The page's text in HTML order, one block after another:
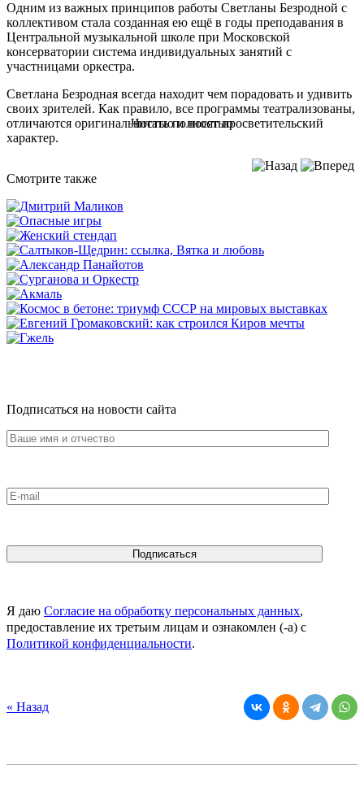
Одним из важных принципов работы Светланы Безродной с
коллективом стала созданная ею ещё в годы преподавания в
Центральной музыкальной школе при Московской
консерватории система индивидуальных занятий с
участницами оркестра.
Светлана Безродная всегда находит чем порадовать и удивить
своих зрителей. Как правило, все программы театрализованы,
отличаются оригинальностью и носят просветительский
характер.
Читать полностью
Смотрите также
Подписаться на новости сайта
Я даю Согласие на обработку персональных данных,
предоставление их третьим лицам и ознакомлен (-а) c
Политикой конфиденциальности.
« Назад